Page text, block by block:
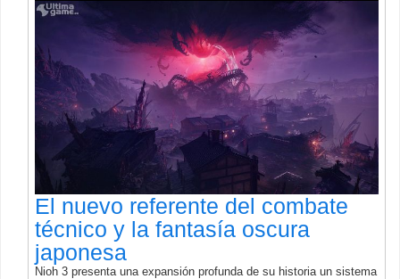
El nuevo referente del combate
técnico y la fantasía oscura
japonesa
Nioh 3 presenta una expansión profunda de su historia un sistema